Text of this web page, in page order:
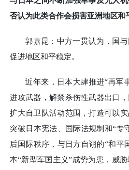
否认为此类合作会损害亚洲地区和
郭嘉昆：中方一贯认为，国
促进地区和平稳定。
近年来，日本大肆推进“再军
进攻武器，解禁杀伤性武器出口
扩大自卫队活动范围，打造可以
突破日本宪法、国际法规制和“专
后国际秩序，与日方自诩的“和平
本“新型军国主义”成势为患，威